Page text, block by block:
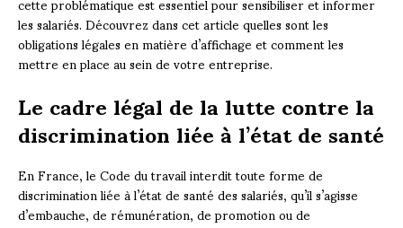
les salariés. Découvrez dans cet article quelles sont les
obligations légales en matière d’affichage et comment les
mettre en place au sein de votre entreprise.
Le cadre légal de la lutte contre la
discrimination liée à l’état de santé
En France, le Code du travail interdit toute forme de
discrimination liée à l’état de santé des salariés, qu’il s’agisse
d’embauche, de rémunération, de promotion ou de